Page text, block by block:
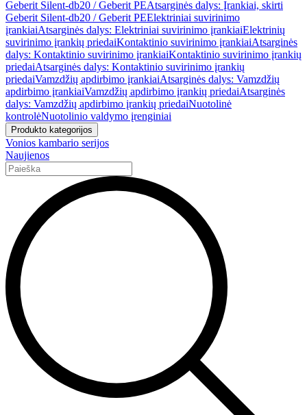
Geberit Silent-db20 / Geberit PEAtsarginės dalys: Įrankiai, skirti
Geberit Silent-db20 / Geberit PEElektriniai suvirinimo
įrankiaiAtsarginės dalys: Elektriniai suvirinimo įrankiaiElektrinių
suvirinimo įrankių priedaiKontaktinio suvirinimo įrankiaiAtsarginės
dalys: Kontaktinio suvirinimo įrankiaiKontaktinio suvirinimo įrankių
priedaiAtsarginės dalys: Kontaktinio suvirinimo įrankių
priedaiVamzdžių apdirbimo įrankiaiAtsarginės dalys: Vamzdžių
apdirbimo įrankiaiVamzdžių apdirbimo įrankių priedaiAtsarginės
dalys: Vamzdžių apdirbimo įrankių priedaiNuotolinė
kontrolėNuotolinio valdymo įrenginiai
Produkto kategorijos
Vonios kambario serijos
Naujienos